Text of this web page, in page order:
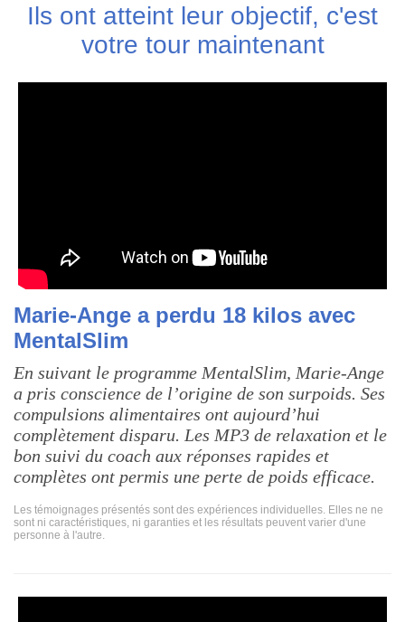
Ils ont atteint leur objectif, c'est
votre tour maintenant
Marie-Ange a perdu 18 kilos avec
MentalSlim
En suivant le programme MentalSlim, Marie-Ange
a pris conscience de l’origine de son surpoids. Ses
compulsions alimentaires ont aujourd’hui
complètement disparu. Les MP3 de relaxation et le
bon suivi du coach aux réponses rapides et
complètes ont permis une perte de poids efficace.
Les témoignages présentés sont des expériences individuelles. Elles ne ne
sont ni caractéristiques, ni garanties et les résultats peuvent varier d'une
personne à l'autre.